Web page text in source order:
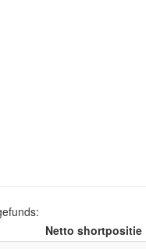
Netto shortpositie